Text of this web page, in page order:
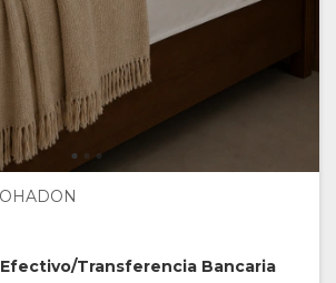
Efectivo/Transferencia Bancaria